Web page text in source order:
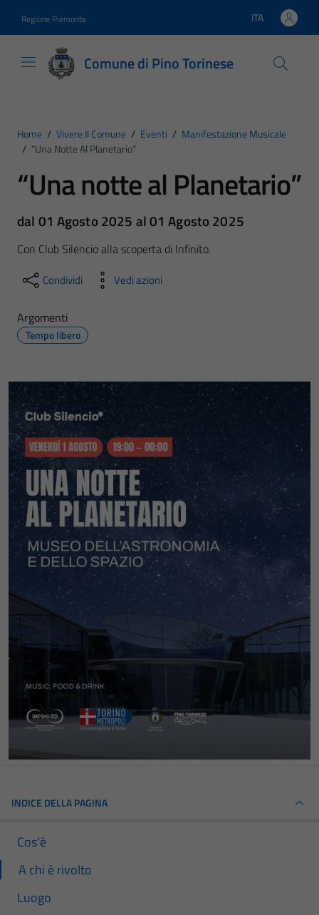
Regione Piemonte Lingua attiva:
ITA
Comune di Pino Torinese
Home / Vivere Il Comune / Eventi / Manifestazione Musicale
/ “Una Notte Al Planetario”
“Una notte al Planetario”
dal 01 Agosto 2025 al 01 Agosto 2025
Con Club Silencio alla scoperta di Infinito.
Condividi Vedi azioni
Argomenti
Tempo libero
INDICE DELLA PAGINA
Cos'è
A chi è rivolto
Luogo